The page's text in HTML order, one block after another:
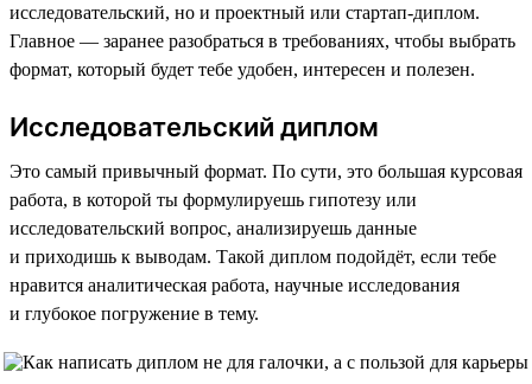
исследовательский, но и проектный или стартап-диплом.
Главное — заранее разобраться в требованиях, чтобы выбрать
формат, который будет тебе удобен, интересен и полезен.
Исследовательский диплом
Это самый привычный формат. По сути, это большая курсовая
работа, в которой ты формулируешь гипотезу или
исследовательский вопрос, анализируешь данные
и приходишь к выводам. Такой диплом подойдёт, если тебе
нравится аналитическая работа, научные исследования
и глубокое погружение в тему.